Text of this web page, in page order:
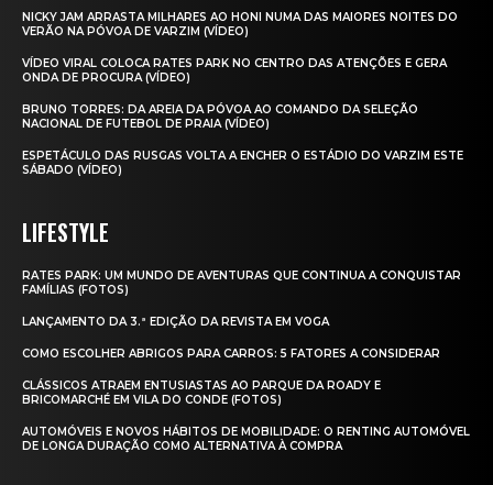
NICKY JAM ARRASTA MILHARES AO HONI NUMA DAS MAIORES NOITES DO
VERÃO NA PÓVOA DE VARZIM (VÍDEO)
VÍDEO VIRAL COLOCA RATES PARK NO CENTRO DAS ATENÇÕES E GERA
ONDA DE PROCURA (VÍDEO)
BRUNO TORRES: DA AREIA DA PÓVOA AO COMANDO DA SELEÇÃO
NACIONAL DE FUTEBOL DE PRAIA (VÍDEO)
ESPETÁCULO DAS RUSGAS VOLTA A ENCHER O ESTÁDIO DO VARZIM ESTE
SÁBADO (VÍDEO)
LIFESTYLE
RATES PARK: UM MUNDO DE AVENTURAS QUE CONTINUA A CONQUISTAR
FAMÍLIAS (FOTOS)
LANÇAMENTO DA 3.ª EDIÇÃO DA REVISTA EM VOGA
COMO ESCOLHER ABRIGOS PARA CARROS: 5 FATORES A CONSIDERAR
CLÁSSICOS ATRAEM ENTUSIASTAS AO PARQUE DA ROADY E
BRICOMARCHÉ EM VILA DO CONDE (FOTOS)
AUTOMÓVEIS E NOVOS HÁBITOS DE MOBILIDADE: O RENTING AUTOMÓVEL
DE LONGA DURAÇÃO COMO ALTERNATIVA À COMPRA